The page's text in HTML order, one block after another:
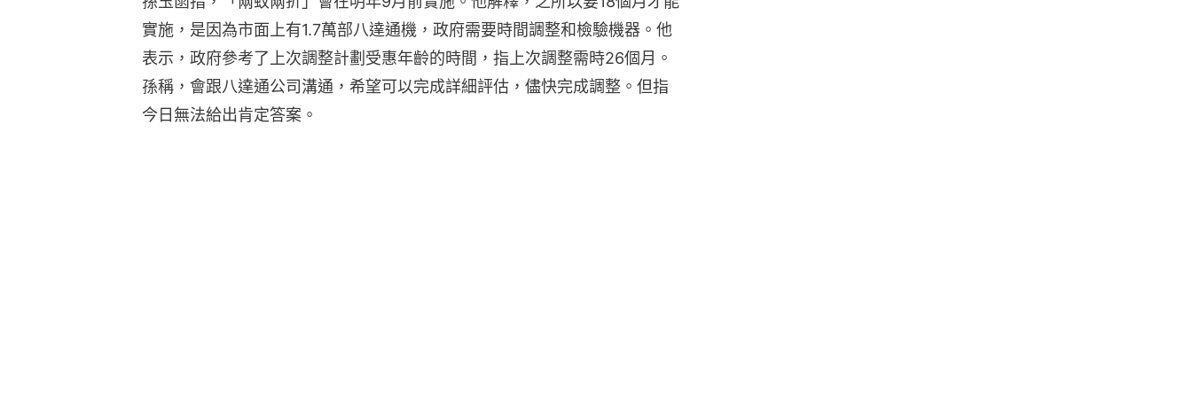
實施，是因為市面上有1.7萬部八達通機，政府需要時間調整和檢驗機器。他
表示，政府參考了上次調整計劃受惠年齡的時間，指上次調整需時26個月。
孫稱，會跟八達通公司溝通，希望可以完成詳細評估，儘快完成調整。但指
今日無法給出肯定答案。